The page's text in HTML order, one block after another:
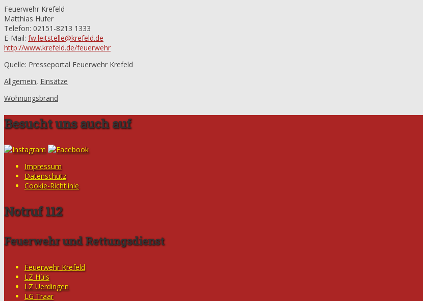
Feuerwehr Krefeld
Matthias Hufer
Telefon: 02151-8213 1333
E-Mail: fw.leitstelle@krefeld.de
http://www.krefeld.de/feuerwehr
Quelle: Presseportal Feuerwehr Krefeld
Allgemein, Einsätze
Wohnungsbrand
Besucht uns auch auf
Impressum
Datenschutz
Cookie-Richtlinie
Notruf 112
Feuerwehr und Rettungsdienst
Feuerwehr Krefeld
LZ Hüls
LZ Uerdingen
LG Traar